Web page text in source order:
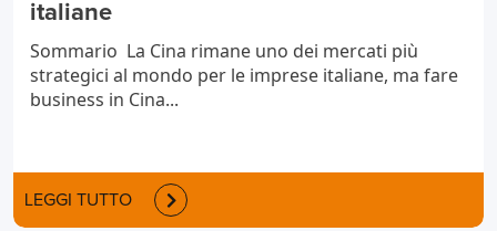
italiane
Sommario La Cina rimane uno dei mercati più
strategici al mondo per le imprese italiane, ma fare
business in Cina...
LEGGI TUTTO